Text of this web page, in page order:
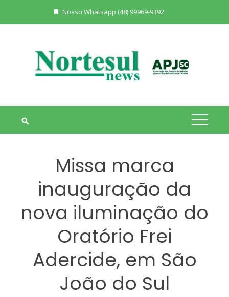
Nosso Whatsapp (48) 99969-9392
Missa marca
inauguração da
nova iluminação do
Oratório Frei
Adercide, em São
João do Sul